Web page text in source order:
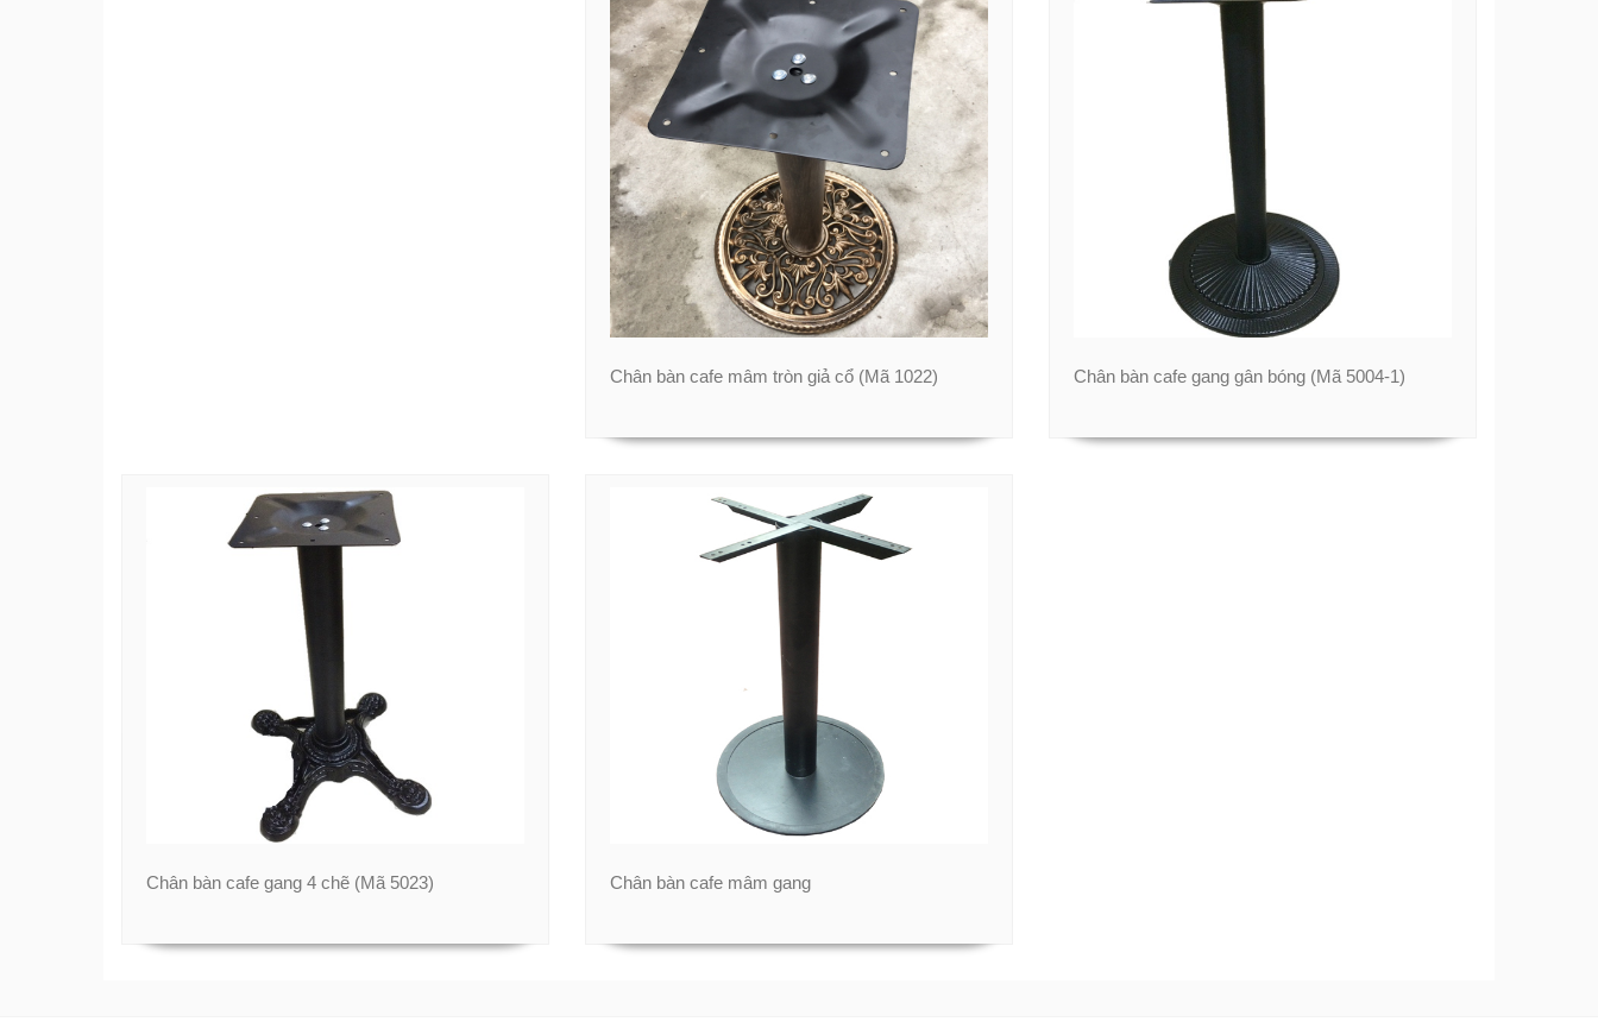
Chân bàn cafe mâm tròn giả cổ (Mã 1022) Chân bàn cafe gang gân bóng (Mã 5004-1)
Chân bàn cafe gang 4 chẽ (Mã 5023) Chân bàn cafe mâm gang